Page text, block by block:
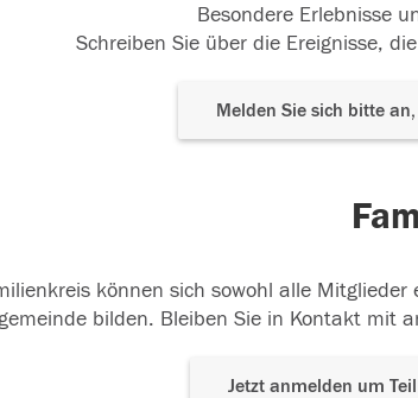
Besondere Erlebnisse
Schreiben Sie über die Ereignisse,
Melden Sie sich bitte
können sich sowohl alle
bilden. Bleiben Sie in Kontakt mit
Jetzt anmelden um